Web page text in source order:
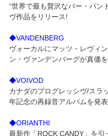
“世界で最も贅沢なバー・バン
ヴ作品をリリース!
◆VANDENBERG
ヴォーカルにマッツ・レヴィ
ン・ヴァンデンバーグが真価
◆VOIVOD
カナダのプログレッシヴ/スラ
年記念の再録音アルバムを発
◆ORIANTHI
最新作「ROCK CANDY」を